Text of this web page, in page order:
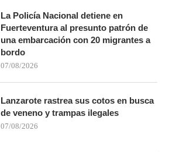
La Policía Nacional detiene en
Fuerteventura al presunto patrón de
una embarcación con 20 migrantes a
bordo
07/08/2026
Lanzarote rastrea sus cotos en busca
de veneno y trampas ilegales
07/08/2026